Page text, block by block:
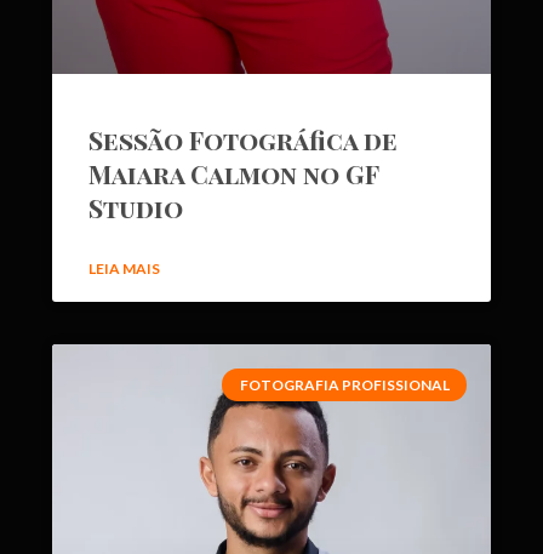
Sessão Fotográfica de
Maiara Calmon no GF
Studio
LEIA MAIS
FOTOGRAFIA PROFISSIONAL